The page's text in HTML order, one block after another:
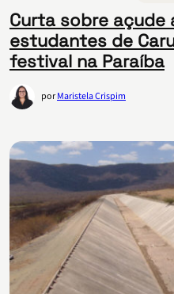
Curta sobre
estudantes de
festival na Paraíba
porMaristela Crispim